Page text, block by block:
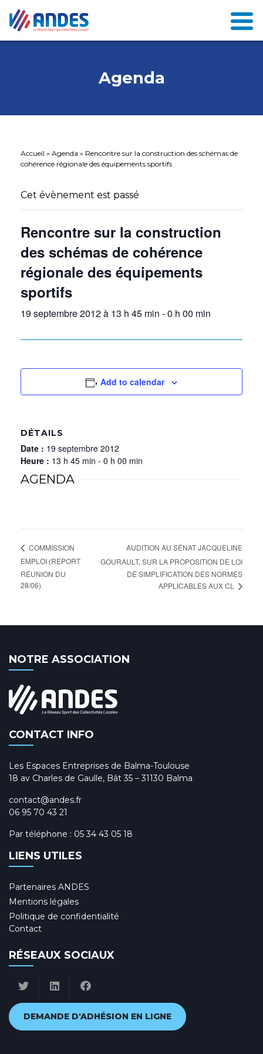
Agenda
Accueil » Agenda » Rencontre sur la construction des schémas de
cohérence régionale des équipements sportifs
Cet évènement est passé
Rencontre sur la construction
des schémas de cohérence
régionale des équipements
sportifs
19 septembre 2012 à 13 h 45 min -0 h 00 min
Add to calendar
DÉTAILS
Date : 19 septembre 2012
Heure : 13 h 45 min - 0 h 00 min
AGENDA
COMMISSION
EMPLOI (REPORT
RÉUNION DU
28/06)
AUDITION AU SÉNAT JACQUELINE
GOURAULT, SUR LA PROPOSITION DE LOI
DE SIMPLIFICATION DES NORMES
APPLICABLES AUX CL
NOTRE ASSOCIATION
CONTACT INFO
Les Espaces Entreprises de Balma-Toulouse
18 av Charles de Gaulle, Bât 35 – 31130 Balma
contact@andes.fr
06 95 70 43 21
Par téléphone : 05 34 43 05 18
LIENS UTILES
Partenaires ANDES
Mentions légales
Politique de confidentialité
Contact
RÉSEAUX SOCIAUX
DEMANDE D'ADHÉSION EN LIGNE